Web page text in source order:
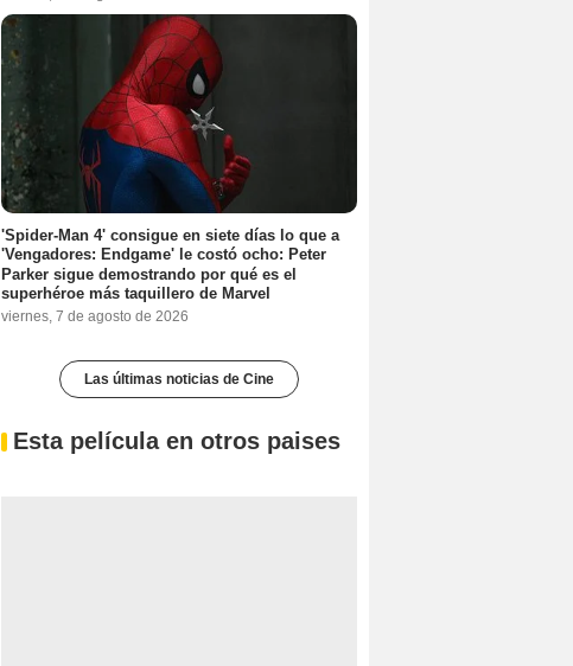
'Spider-Man 4' consigue en siete días lo que a
'Vengadores: Endgame' le costó ocho: Peter
Parker sigue demostrando por qué es el
superhéroe más taquillero de Marvel
viernes, 7 de agosto de 2026
Las últimas noticias de Cine
Esta película en otros paises